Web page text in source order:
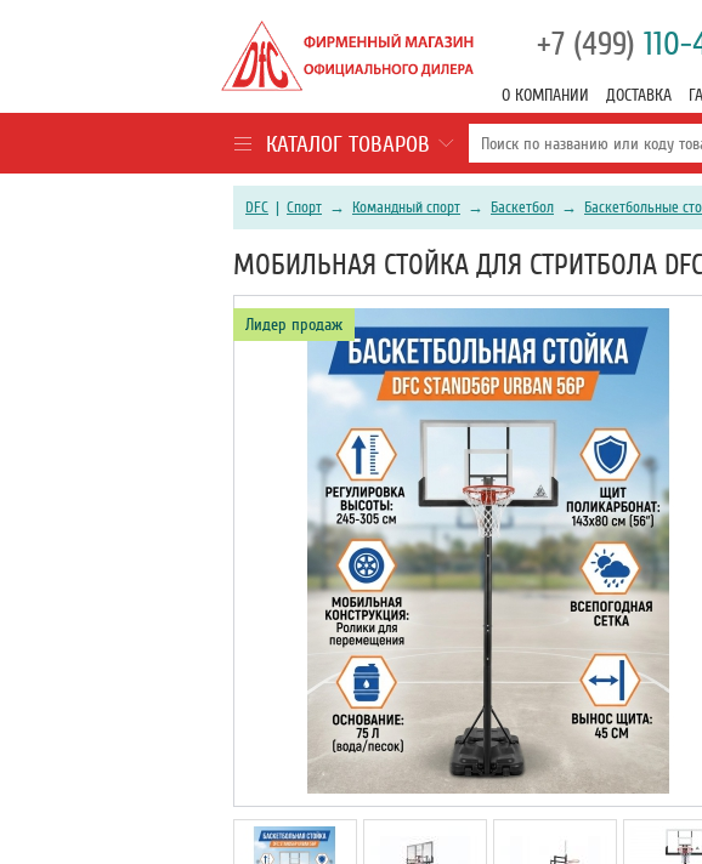
+7 (499) 110-
О КОМПАНИИ ДОСТАВКА
КАТАЛОГ ТОВАРОВ
DFC | Спорт → Командный спорт → Баскетбол → Баскетбольные
МОБИЛЬНАЯ СТОЙКА ДЛЯ СТРИТБОЛА DFC
Лидер продаж